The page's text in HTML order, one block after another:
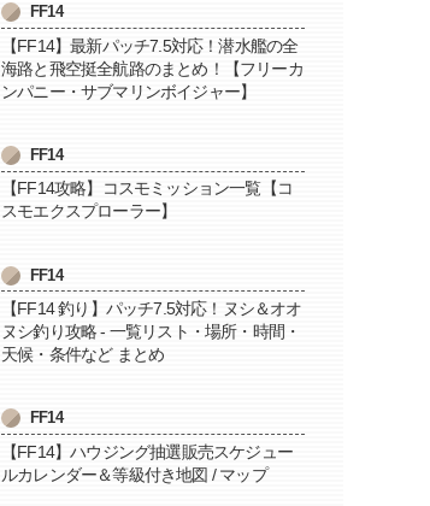
FF14
【FF14】最新パッチ7.5対応！潜水艦の全
海路と飛空挺全航路のまとめ！【フリーカ
ンパニー・サブマリンボイジャー】
FF14
【FF14攻略】コスモミッション一覧【コ
スモエクスプローラー】
FF14
【FF14 釣り】パッチ7.5対応！ヌシ＆オオ
ヌシ釣り攻略 - 一覧リスト・場所・時間・
天候・条件など まとめ
FF14
【FF14】ハウジング抽選販売スケジュー
ルカレンダー＆等級付き地図 / マップ